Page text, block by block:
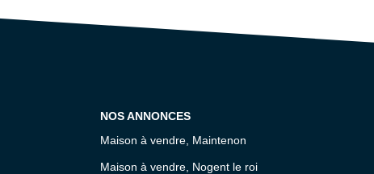
NOS ANNONCES
Maison à vendre, Maintenon
Maison à vendre, Nogent le roi